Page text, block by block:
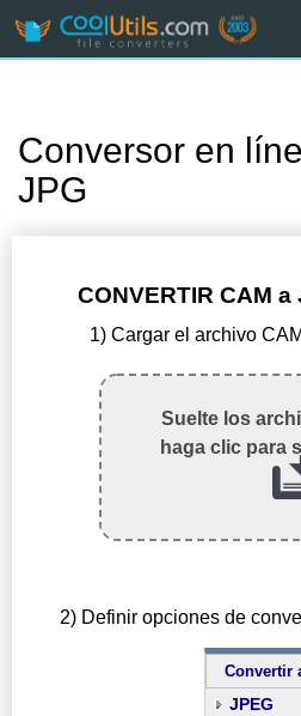
Conversor en
JPG
CONVERTIR CAM a
1) Cargar el archivo
Suelte los
haga clic para
2) Definir opciones de
Convertir
JPEG